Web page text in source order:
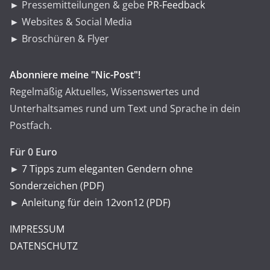
► Pressemitteilungen & gebe PR-Feedback
► Websites & Social Media
► Broschüren & Flyer
Abonniere meine "Nic-Post"!
Regelmäßig Aktuelles, Wissenswertes und
Unterhaltsames rund um Text und Sprache in dein
Postfach.
Für 0 Euro
► 7 Tipps zum eleganten Gendern ohne
Sonderzeichen (PDF)
► Anleitung für dein 12von12 (PDF)
IMPRESSUM
DATENSCHUTZ